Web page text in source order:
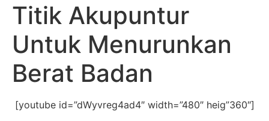
Titik Akupuntur
Untuk Menurunkan
Berat Badan
[youtube id=”dWyvreg4ad4″ width=”480″ heig”360″]